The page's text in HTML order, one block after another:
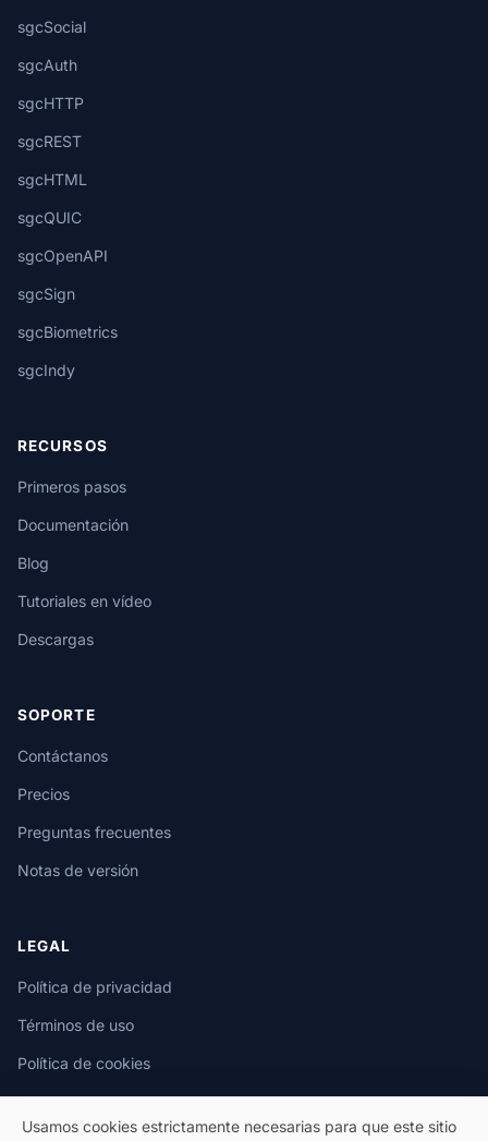
sgcSocial
sgcAuth
sgcHTTP
sgcREST
sgcHTML
sgcQUIC
sgcOpenAPI
sgcSign
sgcBiometrics
sgcIndy
RECURSOS
Primeros pasos
Documentación
Blog
Tutoriales en vídeo
Descargas
SOPORTE
Contáctanos
Precios
Preguntas frecuentes
Notas de versión
LEGAL
Política de privacidad
Términos de uso
Política de cookies
Usamos cookies estrictamente necesarias para que este sitio